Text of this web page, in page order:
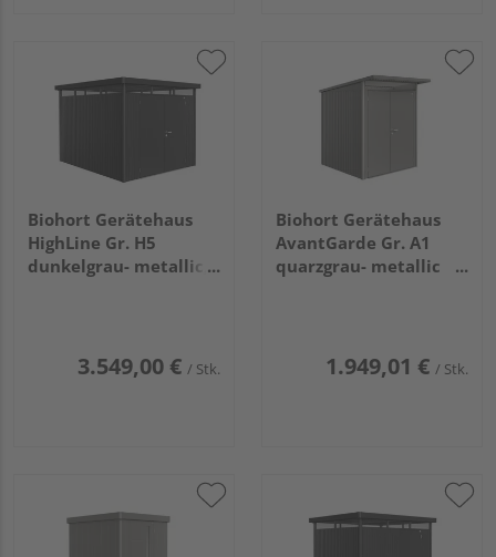
Biohort Gerätehaus
HighLine Gr. H5
dunkelgrau- metallic,
3.549,00 € / Stk.
Biohort Gerätehaus
AvantGarde Gr. A1
quarzgrau- metallic
1.949,01 € / Stk.